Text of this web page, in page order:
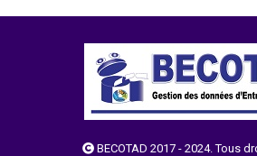
BECOTAD 2017 - 2024. Tous